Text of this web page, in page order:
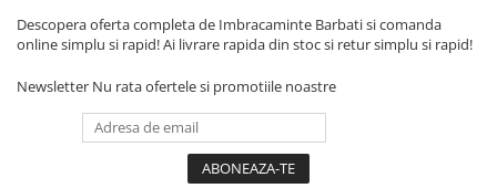
Descopera oferta completa de Imbracaminte Barbati si comanda
online simplu si rapid! Ai livrare rapida din stoc si retur simplu si rapid!
Newsletter Nu rata ofertele si promotiile noastre